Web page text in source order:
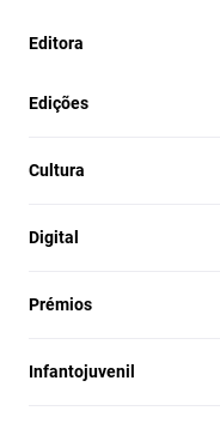
Editora
Edições
Cultura
Digital
Prémios
Infantojuvenil